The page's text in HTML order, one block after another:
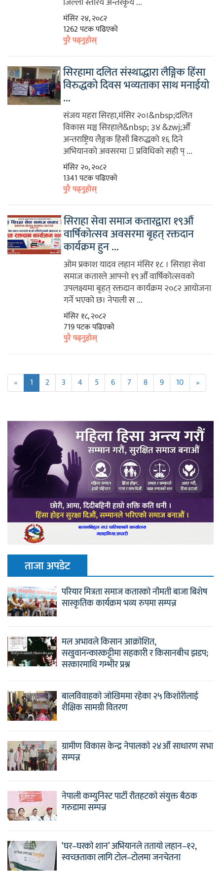
मंसिर २४, २०८२
1262 पटक पढिएको
पुरै पढ्नुहोस्
सिरहामा दलित संस्थाद्धारा लैङ्गिक हिंसा
विरुद्धको दिवस भव्यताका साथ मनाईयो
...
संजय महरा सिरहा,मंसिर २०।&nbsp;दलित
विकास मञ्च सिरहाले&nbsp; ३४ &zwj;औँ
अन्तराष्टि᳙य लैङ्गक हिसाँ बिरुद्धको १६ दिने
अभियानको अवसरमा ᳚ प्रविधिको सही प् ...
मंसिर २०, २०८२
1341 पटक पढिएको
पुरै पढ्नुहोस्
सिराहा सेवा समाज कतारद्वारा १९औँ
वार्षिकोत्सव अवसरमा बृहत् रक्तदान
कार्यक्रम हुन ...
ओम प्रकाश यादव लहान मंसिर १८ । सिराहा सेवा
समाज कतारले आफ्नो १९औँ वार्षिकोत्सवको
उपलक्ष्यमा बृहत् रक्तदान कार्यक्रम २०८२ आयोजना
गर्ने भएको छ। नेपाली स ...
मंसिर १८, २०८२
719 पटक पढिएको
पुरै पढ्नुहोस्
« 1 2 3 4 5 6 7 8 9 10 »
ताजा अपडेट
परियार मित्रता समाज कतारको नौमती बाजा बिशेष
सास्कृतिक कार्यक्रम भव्य रुपमा सम्पन्न
मल अभावले किसान आक्रोशित,
सखुवानन्कारकट्टीमा सहकारी र किसानबीच झडप;
सरकारमाथि गम्भीर प्रश्न
बालविवाहको जोखिममा रहेका २५ किशोरीलाई
शैक्षिक सामग्री वितरण
ग्रामीण विकास केन्द्र नेपालको २४औँ साधारण सभा
सम्पन्न
नेपाली कम्युनिस्ट पार्टी रौतहटको संयुक्त बैठक
गरुडामा सम्पन्न
‘घर–घरको शान’ अभियानले ततायो लहान–१२,
स्वच्छताका लागि टोल–टोलमा जनचेतना